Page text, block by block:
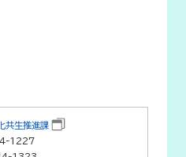
共生推進課
1227